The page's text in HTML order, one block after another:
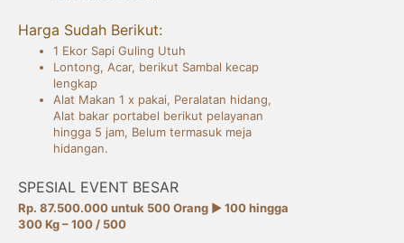
Harga Sudah Berikut:
1 Ekor Sapi Guling Utuh
Lontong, Acar, berikut Sambal kecap
lengkap
Alat Makan 1 x pakai, Peralatan hidang,
Alat bakar portabel berikut pelayanan
hingga 5 jam, Belum termasuk meja
hidangan.
SPESIAL EVENT BESAR
Rp. 87.500.000 untuk 500 Orang ► 100 hingga
300 Kg – 100 / 500